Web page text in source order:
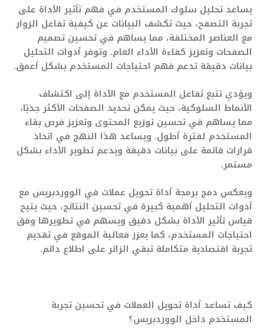
يساعد تحليل سلوك المستخدم في فهم تأثير الأداة على
تجربة التصفح، حيث تكشف البيانات عن كيفية تفاعل الزوار
مع العناصر المختلفة، مما يساهم في تحسين تصميم
الصفحات وتعزيز كفاءة الأداء العام. وتوفر أدوات التحليل
بيانات دقيقة تدعم فهم احتياجات المستخدم بشكل أعمق.
ويؤدي تتبع تفاعل المستخدم مع الأداة إلى اكتشاف
الأنماط السلوكية، حيث يمكن تحديد الصفحات الأكثر جذبًا،
مما يساهم في تحسين توزيع المحتوى وتعزيز فرص بقاء
المستخدم لفترة أطول. ويساعد هذا النهج في اتخاذ
قرارات قائمة على بيانات دقيقة ويدعم تطوير الأداء بشكل
مستمر.
ويعكس دمج برمجة أداة تحويل عملات في الووردبريس مع
أدوات التحليل أهمية كبيرة في تحسين النتائج، حيث يتيح
قياس تأثير الأداة بشكل دقيق ويسهم في تطويرها وفق
احتياجات المستخدم، كما يعزز فعالية الموقع في تقديم
تجربة اقتصادية متكاملة تبقي الزائر على اطلاع دائم.
كيف تساعد أداة تحويل العملات في تحسين تجربة
المستخدم داخل الووردبريس؟